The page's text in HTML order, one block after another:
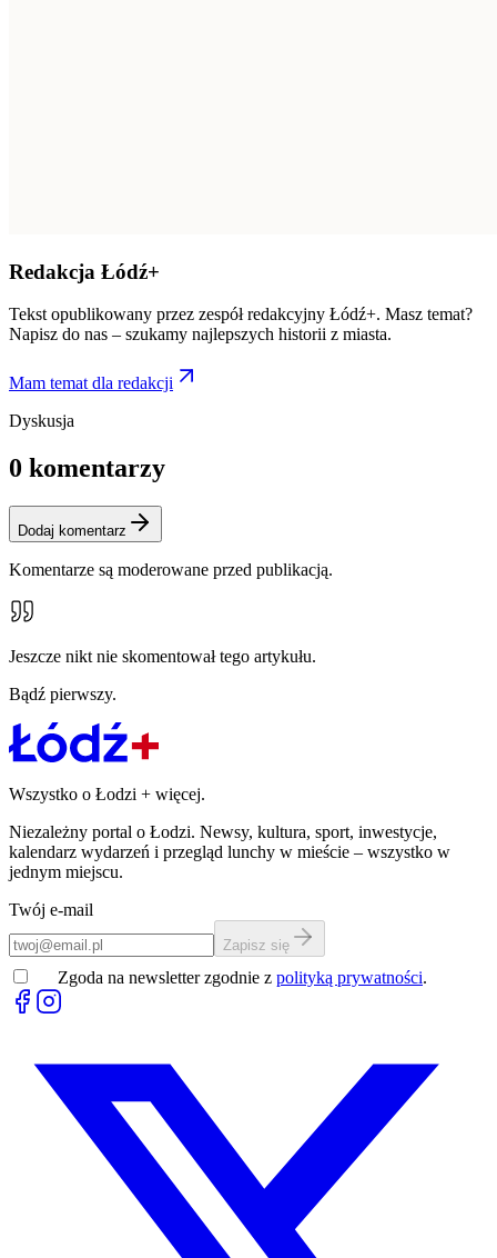
Redakcja Łódź+
Tekst opublikowany przez zespół redakcyjny Łódź+. Masz temat?
Napisz do nas – szukamy najlepszych historii z miasta.
Mam temat dla redakcji
Dyskusja
0 komentarzy
Dodaj komentarz
Komentarze są moderowane przed publikacją.
Jeszcze nikt nie skomentował tego artykułu.
Bądź pierwszy.
Wszystko o Łodzi + więcej.
Niezależny portal o Łodzi. Newsy, kultura, sport, inwestycje,
kalendarz wydarzeń i przegląd lunchy w mieście – wszystko w
jednym miejscu.
Twój e-mail
Zapisz się
Zgoda na newsletter zgodnie z polityką prywatności.